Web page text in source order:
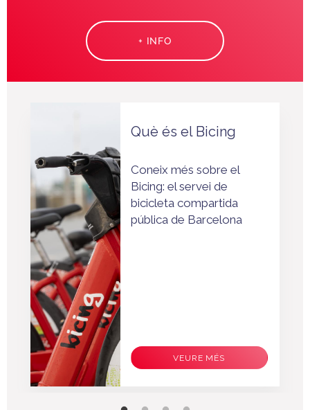
+ INFO
Què és el Bicing
Coneix més sobre el
Bicing: el servei de
bicicleta compartida
pública de Barcelona
VEURE MÉS